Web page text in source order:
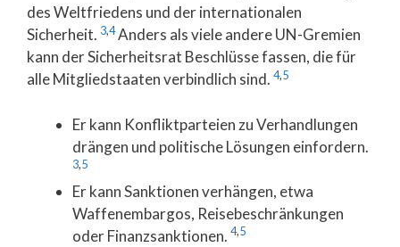
des Weltfriedens und der internationalen
Sicherheit. 3,4Anders als viele andere UN-Gremien
kann der Sicherheitsrat Beschlüsse fassen, die für
alle Mitgliedstaaten verbindlich sind. 4,5
Er kann Konfliktparteien zu Verhandlungen
drängen und politische Lösungen einfordern.
3,5
Er kann Sanktionen verhängen, etwa
Waffenembargos, Reisebeschränkungen
oder Finanzsanktionen. 4,5